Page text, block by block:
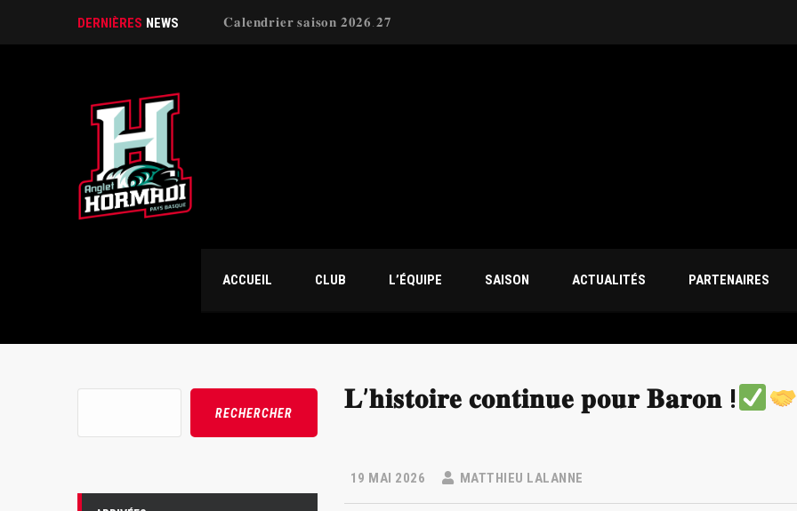
DERNIÈRES NEWS
ACCUEIL CLUB L’ÉQUIPE SAISON ACTUALITÉS PARTENAIRES
𝐋’𝐡𝐢𝐬𝐭𝐨𝐢𝐫𝐞 𝐜𝐨𝐧𝐭𝐢𝐧𝐮𝐞 𝐩𝐨𝐮𝐫 𝐁𝐚𝐫𝐨𝐧 !
19 MAI 2026 MATTHIEU LALANNE
RECHERCHER